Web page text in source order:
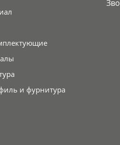
и фурнитура